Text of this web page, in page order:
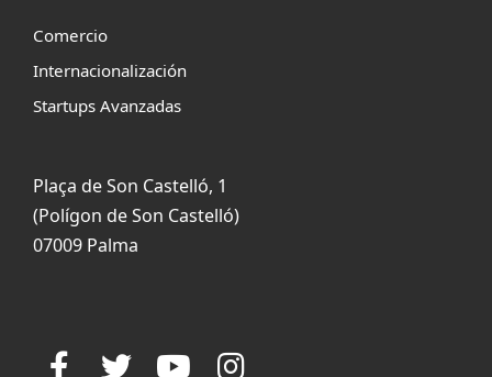
Comercio
Internacionalización
Startups Avanzadas
Plaça de Son Castelló, 1
(Polígon de Son Castelló)
07009 Palma